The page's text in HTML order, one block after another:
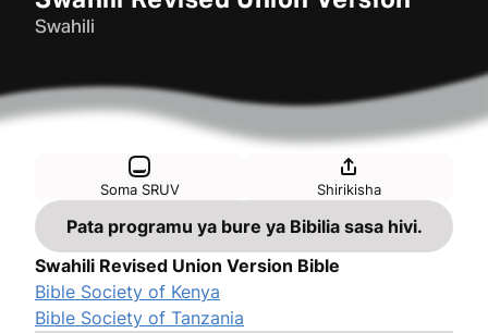
Swahili
Soma SRUV Shirikisha
Pata programu ya bure ya Bibilia sasa hivi.
Swahili Revised Union Version Bible
Bible Society of Kenya
Bible Society of Tanzania